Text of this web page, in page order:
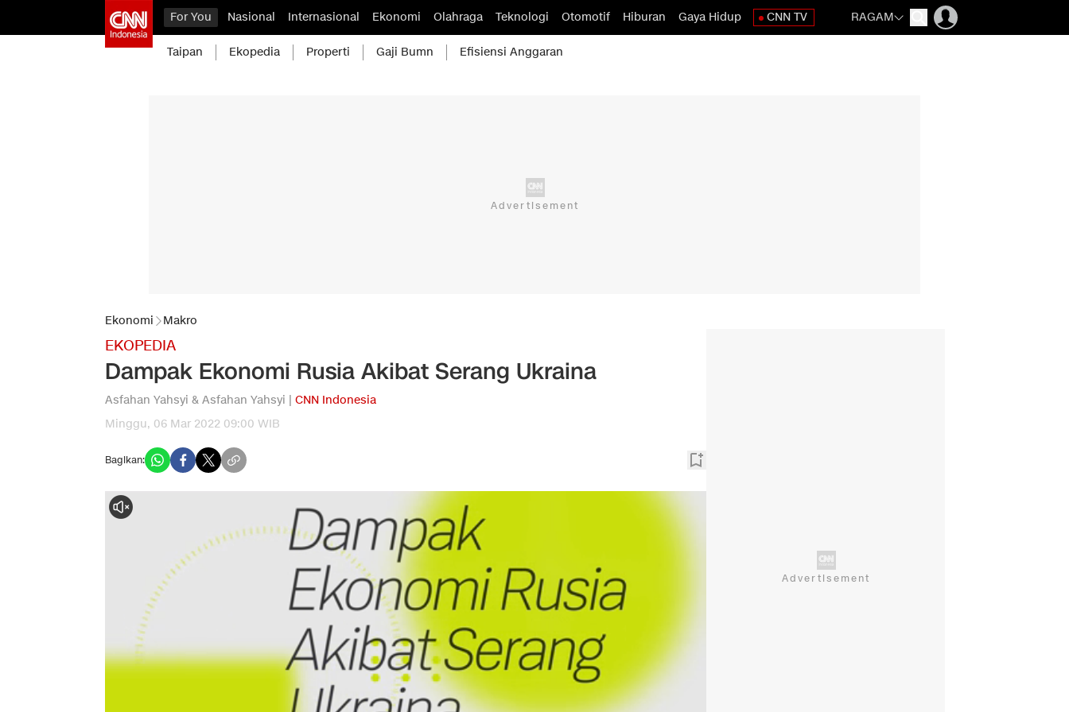
For You Nasional Internasional Ekonomi Olahraga Teknologi Otomotif Hiburan Gaya Hidup CNN TV RAGAM
Taipan Ekopedia Properti Gaji Bumn Efisiensi Anggaran
Ekonomi Makro
EKOPEDIA
Dampak Ekonomi Rusia Akibat Serang Ukraina
Asfahan Yahsyi & Asfahan Yahsyi | CNN Indonesia
Minggu, 06 Mar 2022 09:00 WIB
Bagikan: